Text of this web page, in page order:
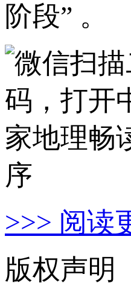
阶段” 。
>>> 阅读
版权声明